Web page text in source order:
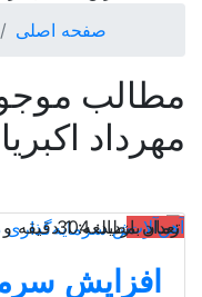
صفحه اصلی
مطالب
مهرداد
آهن‌آلات
زمان مطالعه: 1 دقیقه و 55 ثانیه
تعداد بازدید: 304
افزایش